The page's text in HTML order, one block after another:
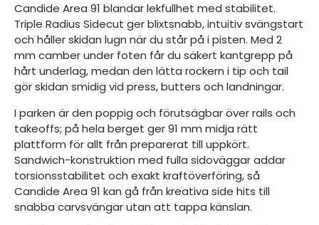
Candide Area 91 blandar lekfullhet med stabilitet.
Triple Radius Sidecut ger blixtsnabb, intuitiv svängstart
och håller skidan lugn när du står på i pisten. Med 2
mm camber under foten får du säkert kantgrepp på
hårt underlag, medan den lätta rockern i tip och tail
gör skidan smidig vid press, butters och landningar.
I parken är den poppig och förutsägbar över rails och
takeoffs; på hela berget ger 91 mm midja rätt
plattform för allt från preparerat till uppkört.
Sandwich-konstruktion med fulla sidoväggar addar
torsionsstabilitet och exakt kraftöverföring, så
Candide Area 91 kan gå från kreativa side hits till
snabba carvsvängar utan att tappa känslan.